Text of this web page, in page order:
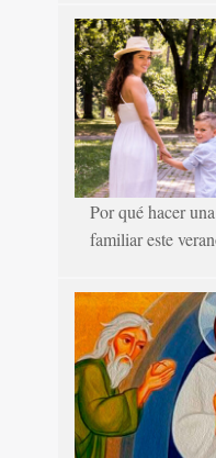
Por qué hacer
familiar este